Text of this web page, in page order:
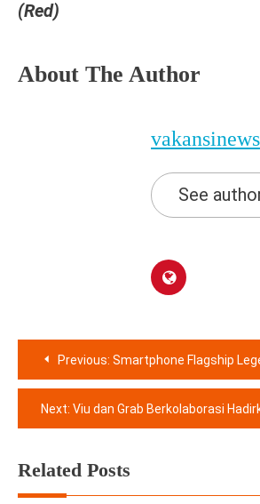
(Red)
About The Author
vakansinews
See
Navigasi
pos
Previous: Smartphone Flagship Legendaris Xiaomi 14 Kolaborasi Dengan Leica
Next: Viu dan Grab Berkolaborasi Hadirkan Romansa Dan Komedi Dalam
Related Posts